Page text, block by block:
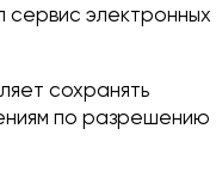
электронных
сохранять
по разрешению